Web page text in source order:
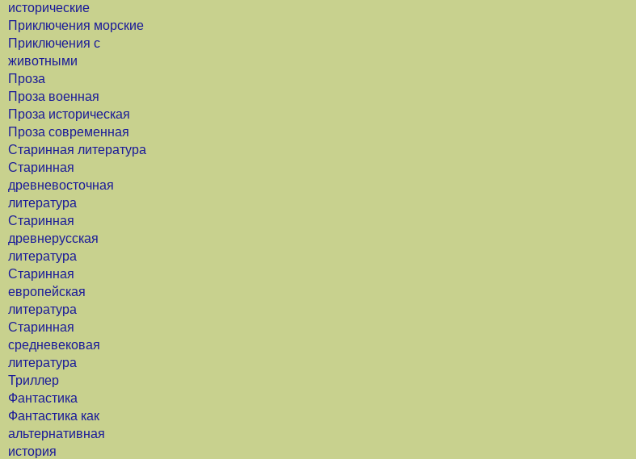
исторические
Приключения морские
Приключения с
животными
Проза
Проза военная
Проза историческая
Проза современная
Старинная литература
Старинная
древневосточная
литература
Старинная
древнерусская
литература
Старинная
европейская
литература
Старинная
средневековая
литература
Триллер
Фантастика
Фантастика как
альтернативная
история